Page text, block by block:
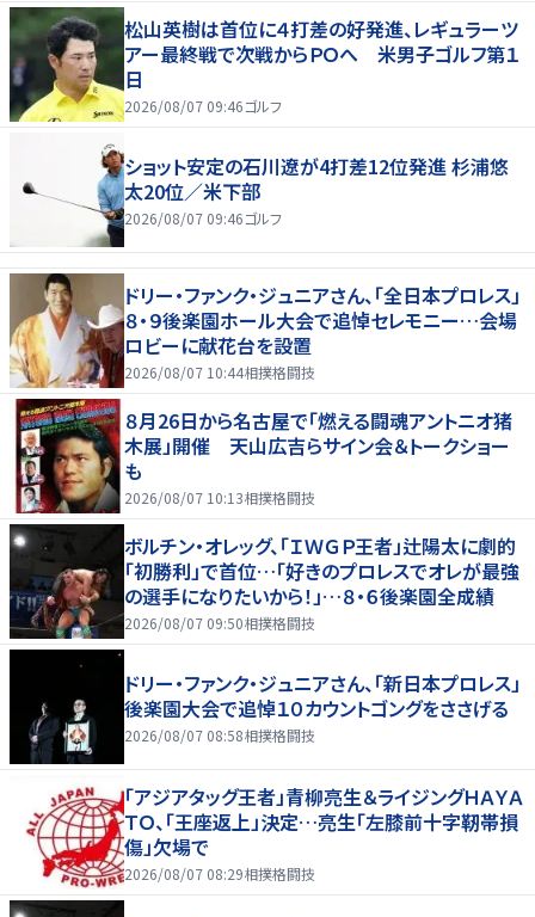
松山英樹は首位に４打差の好発進、レギュラーツ
アー最終戦で次戦からＰＯへ 米男子ゴルフ第１
日
2026/08/07 09:46ゴルフ
ショット安定の石川遼が4打差12位発進 杉浦悠
太20位／米下部
2026/08/07 09:46ゴルフ
ドリー・ファンク・ジュニアさん、「全日本プロレス」
８・９後楽園ホール大会で追悼セレモニー…会場
ロビーに献花台を設置
2026/08/07 10:44相撲格闘技
８月26日から名古屋で「燃える闘魂アントニオ猪
木展」開催 天山広吉らサイン会＆トークショー
も
2026/08/07 10:13相撲格闘技
ボルチン・オレッグ、「ＩＷＧＰ王者」辻陽太に劇的
「初勝利」で首位…「好きのプロレスでオレが最強
の選手になりたいから！」…８・６後楽園全成績
2026/08/07 09:50相撲格闘技
ドリー・ファンク・ジュニアさん、「新日本プロレス」
後楽園大会で追悼１０カウントゴングをささげる
2026/08/07 08:58相撲格闘技
「アジアタッグ王者」青柳亮生＆ライジングＨＡＹＡ
ＴＯ、「王座返上」決定…亮生「左膝前十字靭帯損
傷」欠場で
2026/08/07 08:29相撲格闘技